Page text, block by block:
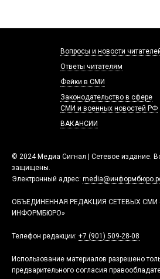
© 2024 Медиа Сигнал | Сетевое издание.
защищены.
Электронный адрес:
ОБЪЕДИНЕННАЯ РЕДАКЦИЯ СЕТЕВЫХ СМИ
ИНФОРМБЮРО»
Телефон редакции: +7 (901) 509-28-08
Использование материалов разрешено
предварительного согласия
Вопросы и новости
Ответы читателям
Фейки в СМИ
Законодательство в сфере
СМИ и военных новостей РФ
ВАКАНСИИ